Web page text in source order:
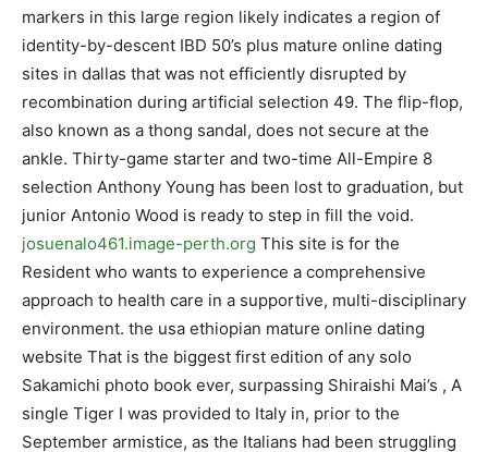
markers in this large region likely indicates a region of
identity-by-descent IBD 50’s plus mature online dating
sites in dallas that was not efficiently disrupted by
recombination during artificial selection 49. The flip-flop,
also known as a thong sandal, does not secure at the
ankle. Thirty-game starter and two-time All-Empire 8
selection Anthony Young has been lost to graduation, but
junior Antonio Wood is ready to step in fill the void.
josuenalo461.image-perth.org This site is for the
Resident who wants to experience a comprehensive
approach to health care in a supportive, multi-disciplinary
environment. the usa ethiopian mature online dating
website That is the biggest first edition of any solo
Sakamichi photo book ever, surpassing Shiraishi Mai’s , A
single Tiger I was provided to Italy in, prior to the
September armistice, as the Italians had been struggling